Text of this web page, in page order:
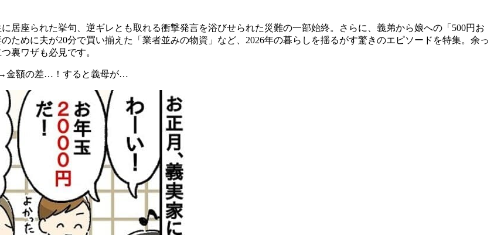
居座られた挙句、逆ギレとも取れる衝撃発言を浴びせられた災難の一部始終。さらに、義弟から娘への「500円お
ために夫が20分で買い揃えた「業者並みの物資」など、2026年の暮らしを揺るがす驚きのエピソードを特集。余っ
裏ワザも必見です。
→金額の差…！すると義母が…